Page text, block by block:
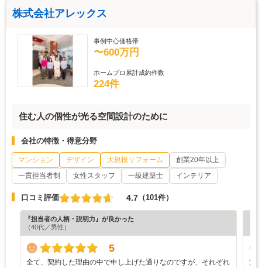
株式会社アレックス
事例中心価格帯
〜600万円
ホームプロ累計成約件数
224件
住む人の個性が光る空間設計のために
会社の特徴・得意分野
マンション デザイン 大規模リフォーム
創業20年以上
一貫担当者制
女性スタッフ 一級建築士 インテリア
口コミ評価 4.7 （101件）
『担当者の人柄・説明力』が良かった
（40代／男性）
5
全て、契約した理由の中で申し上げた通りなのですが、それぞれ
清